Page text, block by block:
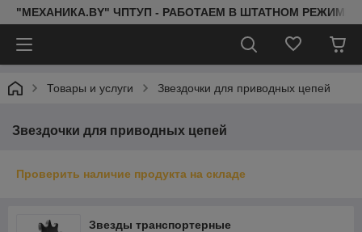
"МЕХАНИКА.BY" ЧПТУП - РАБОТАЕМ В ШТАТНОМ РЕЖИМЕ
Товары и услуги Звездочки для приводных цепей
Звездочки для приводных цепей
Проверить наличие продукта на складе
Звезды транспортерные